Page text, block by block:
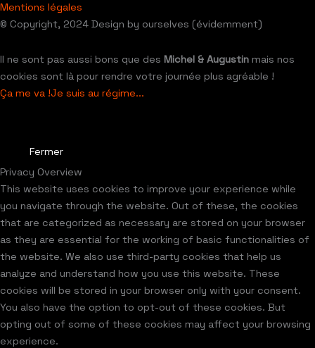
Mentions légales
© Copyright, 2024 Design by ourselves (évidemment)
Il ne sont pas aussi bons que des Michel & Augustin mais nos
cookies sont là pour rendre votre journée plus agréable !
Ça me va !Je suis au régime...
Fermer
Privacy Overview
This website uses cookies to improve your experience while
you navigate through the website. Out of these, the cookies
that are categorized as necessary are stored on your browser
as they are essential for the working of basic functionalities of
the website. We also use third-party cookies that help us
analyze and understand how you use this website. These
cookies will be stored in your browser only with your consent.
You also have the option to opt-out of these cookies. But
opting out of some of these cookies may affect your browsing
experience.